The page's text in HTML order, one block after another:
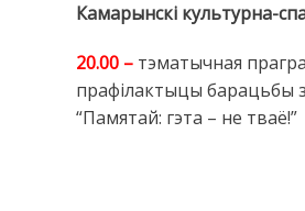
Камарынскі культурна-
20.00 –тэматычная
прафілактыцы барацьбы
“Памятай: гэта – не тваё!”